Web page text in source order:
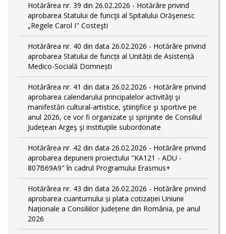
Hotărârea nr. 39 din 26.02.2026 - Hotărâre privind
aprobarea Statului de funcţii al Spitalului Orăşenesc
„Regele Carol I" Costeşti
Hotărârea nr. 40 din data 26.02.2026 - Hotărâre privind
aprobarea Statului de funcții al Unității de Asistență
Medico-Socială Domnești
Hotărârea nr. 41 din data 26.02.2026 - Hotărâre privind
aprobarea calendarului principalelor activităţi şi
manifestări cultural-artistice, ştiinţifice şi sportive pe
anul 2026, ce vor fi organizate şi sprijinite de Consiliul
Judeţean Argeş şi instituţiile subordonate
Hotărârea nr. 42 din data 26.02.2026 - Hotărâre privind
aprobarea depunerii proiectului "KA121 - ADU -
807B69A9" în cadrul Programului Erasmus+
Hotărârea nr. 43 din data 26.02.2026 - Hotărâre privind
aprobarea cuantumului și plata cotizației Uniunii
Naționale a Consiliilor Județene din România, pe anul
2026